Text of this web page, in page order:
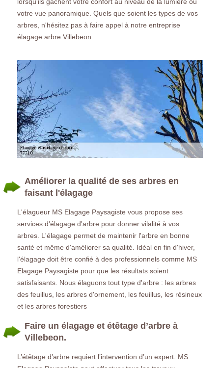
votre vue panoramique. Quels que soient les types de vos
arbres, n'hésitez pas à faire appel à notre entreprise
élagage arbre Villebeon
Améliorer la qualité de ses arbres en
faisant l'élagage
L'élagueur MS Elagage Paysagiste vous propose ses
services d'élagage d'arbre pour donner vilalité à vos
arbres. L'élagage permet de maintenir l'arbre en bonne
santé et même d'améliorer sa qualité. Idéal en fin d'hiver,
l'élagage doit être confié à des professionnels comme MS
Elagage Paysagiste pour que les résultats soient
satisfaisants. Nous élaguons tout type d'arbre : les arbres
des feuillus, les arbres d'ornement, les feuillus, les résineux
et les arbres forestiers
Faire un élagage et étêtage d’arbre à
Villebeon.
L’étêtage d’arbre requiert l’intervention d’un expert. MS